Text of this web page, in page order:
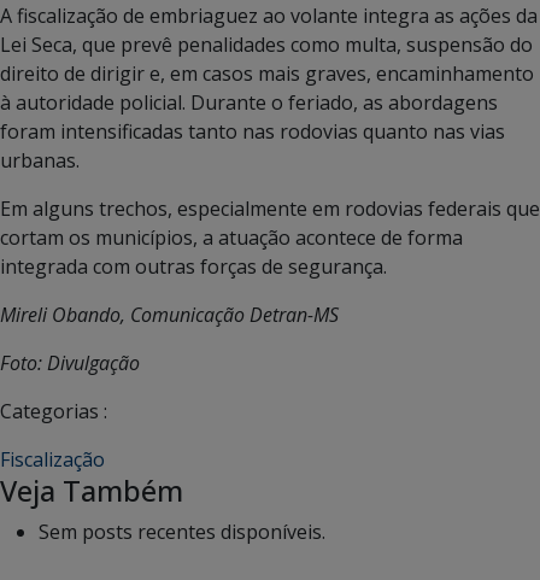
A fiscalização de embriaguez ao volante integra as ações da
Lei Seca, que prevê penalidades como multa, suspensão do
direito de dirigir e, em casos mais graves, encaminhamento
à autoridade policial. Durante o feriado, as abordagens
foram intensificadas tanto nas rodovias quanto nas vias
urbanas.
Em alguns trechos, especialmente em rodovias federais que
cortam os municípios, a atuação acontece de forma
integrada com outras forças de segurança.
Mireli Obando, Comunicação Detran-MS
Foto: Divulgação
Categorias :
Fiscalização
Veja Também
Sem posts recentes disponíveis.